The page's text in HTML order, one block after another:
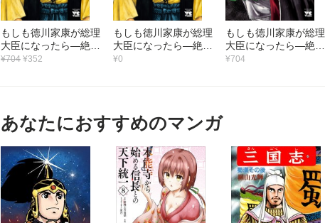
もしも徳川家康が総理
大臣になったら―絶東
のアルゴナウタイ―
¥704 ¥352
もしも徳川家康が総理
大臣になったら―絶東
のアルゴナウタイ―
¥0
もしも徳川家康が総理
大臣になったら―絶東
のアルゴナウタイ―
¥704
あなたにおすすめのマンガ